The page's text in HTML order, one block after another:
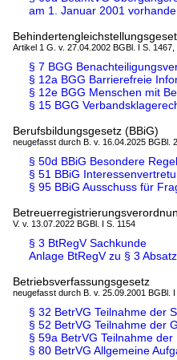
am 1. Januar 2001
Artikel 1 G. v. 27.04.2002 BGBl. I S.
§ 7 BGG
§ 12a BGG Barrierefreie
§ 12e BGG Menschen mit
§ 15 BGG
Berufsbildungsgesetz (BBiG)
neugefasst durch B. v. 16.04.2025 BGBl.
§ 50d BBiG Besondere
§ 51 BBiG
§ 95 BBiG Ausschuss für
V. v. 13.07.2022 BGBl. I S. 1154
§ 3 BtRegV Sachkunde
Anlage BtRegV zu § 3
Betriebsverfassungsgesetz
neugefasst durch B. v. 25.09.2001 BGBl.
§ 32 BetrVG Teilnahme der
§ 52 BetrVG Teilnahme der
§ 59a BetrVG Teilnahme
§ 80 BetrVG Allgemeine